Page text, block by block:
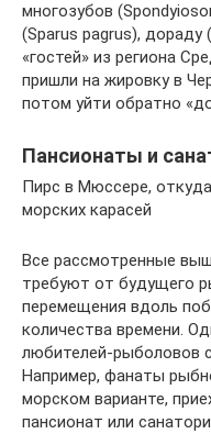
многозубов
(Sparus pagrus),
«гостей» из региона
пришли на жировку в
потом уйти обратно
Пансионаты и
Пирс в Мюссере,
морских карасей
Все рассмотренные
требуют от будущего
перемещения вдоль
количества времени.
любителей-рыболовов
Например, фанаты
морском варианте,
пансионат или